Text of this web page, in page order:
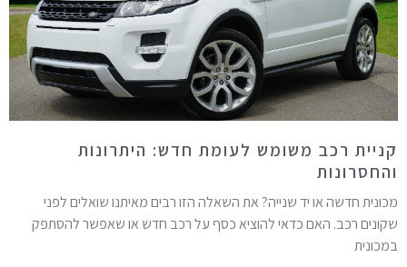
רכב משומש לעומת חדש: היתרונות
חדשה או יד שנייה? את השאלה הזו רבים מאיתנו שואלים לפני
רכב. האם כדאי להוציא כסף על רכב חדש או שאפשר להסתפק